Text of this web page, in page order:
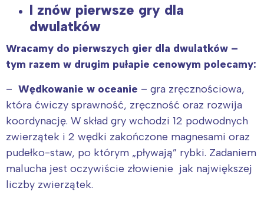
I znów pierwsze gry dla
dwulatków
Wracamy do pierwszych gier dla dwulatków –
tym razem w drugim pułapie cenowym polecamy:
– Wędkowanie w oceanie – gra zręcznościowa,
która ćwiczy sprawność, zręczność oraz rozwija
koordynację. W skład gry wchodzi 12 podwodnych
zwierzątek i 2 wędki zakończone magnesami oraz
pudełko-staw, po którym „pływają” rybki. Zadaniem
malucha jest oczywiście złowienie jak największej
liczby zwierzątek.